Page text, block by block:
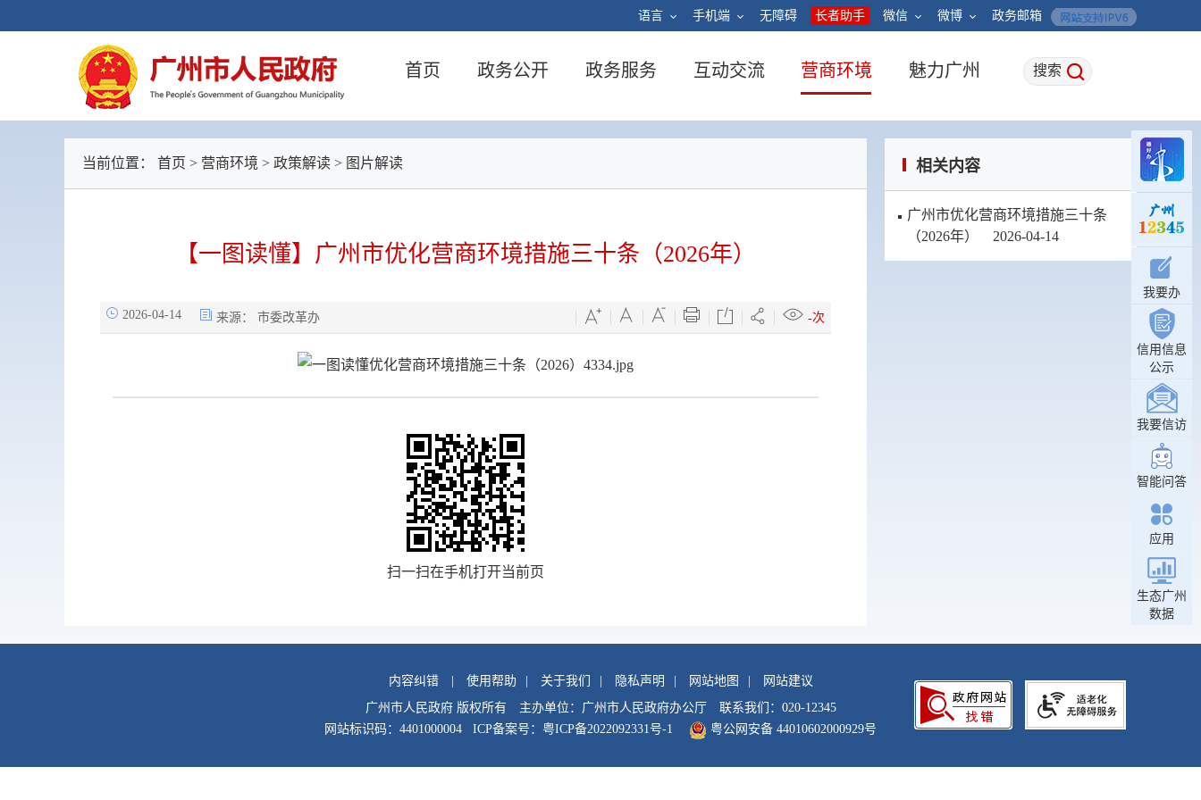
语言 手机端 无障碍 长者助手 微信 微博 政务邮箱
搜索
首页 政务公开 政务服务 互动交流 营商环境 魅力广州
相关内容
广州市优化营商环境措施三十条
（2026年）
2026-04-14
当前位置： 首页 > 营商环境 > 政策解读 > 图片解读
【一图读懂】广州市优化营商环境措施三十条（2026年）
2026-04-14 来源：市委改革办 -次
扫一扫在手机打开当前页
内容纠错 使用帮助 关于我们 隐私声明 网站地图
网站建议
广州市人民政府 版权所有 主办单位：广州市人民政府办公厅
联系我们：020-12345
网站标识码：4401000004
ICP备案号： 粤ICP备2022092331号-1 粤公网安备 44010602000929号
我要办
信用信息
公示
我要信访
智能问答
应用
生态广州
数据